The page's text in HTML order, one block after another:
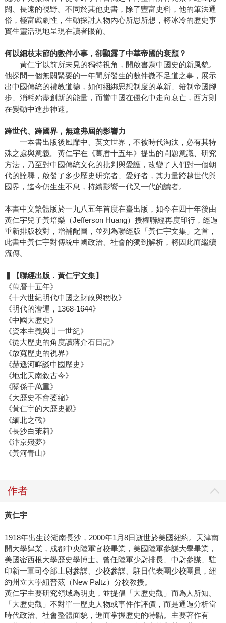
闊、長遠的視野。不同於其他史書，除了豐富史料，他的筆法通
俗，極富戲劇性，生動探討人物內心所思所想，將冰冷的歷史事
實生靈活現地呈現在讀者眼前。
何以細枝末節的數件小事，卻顯露了中華帝國的衰頹？
黃仁宇以前所未見的獨特視角，開啟書寫中國史的新風貌。
他探問一個無關緊要的一年間所發生的數件微不足道之事，展示
出中國傳統的禮教道德，如何綑綁思想制度的革新、箝制帝國腳
步、消耗殆盡創新的能量，而當中國在僵化中走向衰亡，西方則
在變動中進步神速。
跨世代、跨國界，無遠弗屆的影響力
一本書出版後風靡中、英文世界，不被時代淘汰，必有其特
殊之處與意義。黃仁宇在《萬曆十五年》提出的問題意識、研究
方法，乃至對中國傳統文化的批判與愛護，改變了人們對一個朝
代的詮釋，啟發了多少歷史研究者、愛好者，其力量跨越世代與
國界，迄今仍生生不息，持續影響一代又一代的讀者。
本書中文繁體版於一九八五年首度在臺出版，如今在四十年後由
黃仁宇兒子黃培樂（Jefferson Huang）授權聯經再度印行，經過
重新排版校對，增補配圖，並列為聯經版「黃仁宇文集」之首，
此書中黃仁宇對傳統中國政治、社會的獨到解析，將因此而繼續
流傳。
▍【聯經出版．黃仁宇文集】
《萬曆十五年》
《十六世紀明代中國之財政與稅收》
《明代的漕運，1368-1644》
《中國大歷史》
《資本主義與廿一世紀》
《從大歷史的角度讀蔣介石日記》
《放寬歷史的視界》
《赫遜河畔談中國歷史》
《地北天南敘古今》
《關係千萬重》
《大歷史不會萎縮》
《黃仁宇的大歷史觀》
《緬北之戰》
《長沙白茉莉》
《汴京殘夢》
《黃河青山》
作者
黃仁宇
1918年出生於湖南長沙，2000年1月8日逝世於美國紐約。天津南
開大學肄業，成都中央陸軍官校畢業，美國陸軍參謀大學畢業，
美國密西根大學歷史學博士。曾任陸軍少尉排長、中尉參謀、駐
印新一軍司令部上尉參謀、少校參謀、駐日代表團少校團員，紐
約州立大學紐普茲（New Paltz）分校教授。
黃仁宇主要研究領域為明史，並提倡「大歷史觀」而為人所知。
「大歷史觀」不對單一歷史人物或事件作評價，而是通過分析當
時代政治、社會整體面貌，進而掌握歷史的特點。主要著作有